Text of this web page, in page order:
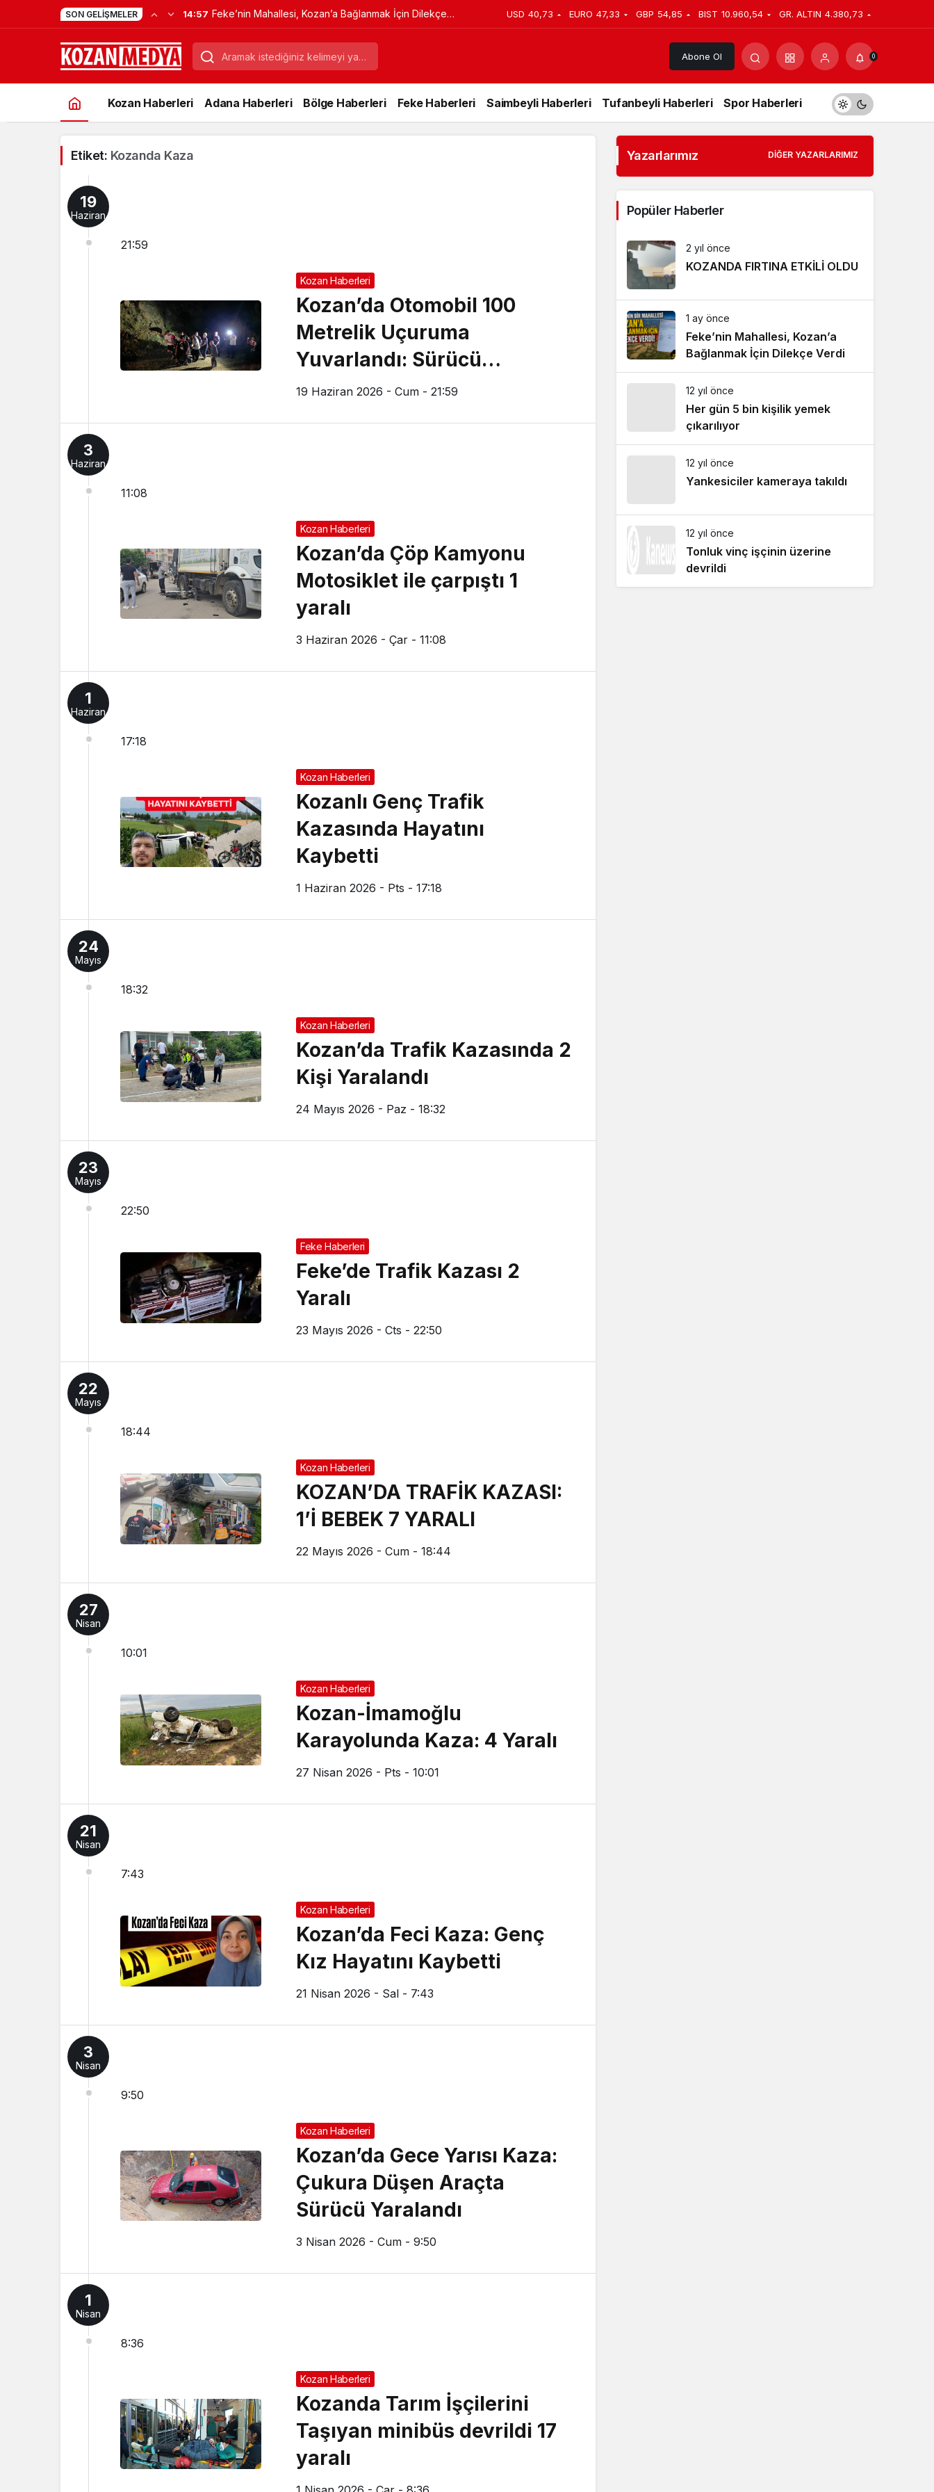
SON GELIŞMELER 14:57 Feke’nin Mahallesi, Kozan’a Bağlanmak İçin Dilekçe
Verdi
USD 40,73 EURO 47,33 GBP 54,85 BIST 10.960,54 GR. ALTIN 4.380,73
Abone Ol 0
Kozan Haberleri Adana Haberleri Bölge Haberleri Feke Haberleri Saimbeyli Haberleri Tufanbeyli Haberleri Spor Haberleri
Etiket: Kozanda Kaza
19
Haziran
21:59
Kozan Haberleri
Kozan’da Otomobil 100
Metrelik Uçuruma
Yuvarlandı: Sürücü
Yaralandı
19 Haziran 2026 - Cum - 21:59
3
Haziran
11:08
Kozan Haberleri
Kozan’da Çöp Kamyonu
Motosiklet ile çarpıştı 1
yaralı
3 Haziran 2026 - Çar - 11:08
1
Haziran
17:18
Kozan Haberleri
Kozanlı Genç Trafik
Kazasında Hayatını
Kaybetti
1 Haziran 2026 - Pts - 17:18
24
Mayıs
18:32
Kozan Haberleri
Kozan’da Trafik Kazasında 2
Kişi Yaralandı
24 Mayıs 2026 - Paz - 18:32
23
Mayıs
22:50
Feke Haberleri
Feke’de Trafik Kazası 2
Yaralı
23 Mayıs 2026 - Cts - 22:50
22
Mayıs
18:44
Kozan Haberleri
KOZAN’DA TRAFİK KAZASI:
1’İ BEBEK 7 YARALI
22 Mayıs 2026 - Cum - 18:44
27
Nisan
10:01
Kozan Haberleri
Kozan-İmamoğlu
Karayolunda Kaza: 4 Yaralı
27 Nisan 2026 - Pts - 10:01
21
Nisan
7:43
Kozan Haberleri
Kozan’da Feci Kaza: Genç
Kız Hayatını Kaybetti
21 Nisan 2026 - Sal - 7:43
3
Nisan
9:50
Kozan Haberleri
Kozan’da Gece Yarısı Kaza:
Çukura Düşen Araçta
Sürücü Yaralandı
3 Nisan 2026 - Cum - 9:50
1
Nisan
8:36
Kozan Haberleri
Kozanda Tarım İşçilerini
Taşıyan minibüs devrildi 17
yaralı
Yazarlarımız DIĞER YAZARLARIMIZ
Popüler Haberler
2 yıl önce
KOZANDA FIRTINA ETKİLİ OLDU
1 ay önce
Feke’nin Mahallesi, Kozan’a
Bağlanmak İçin Dilekçe Verdi
12 yıl önce
Her gün 5 bin kişilik yemek
çıkarılıyor
12 yıl önce
Yankesiciler kameraya takıldı
12 yıl önce
Tonluk vinç işçinin üzerine
devrildi